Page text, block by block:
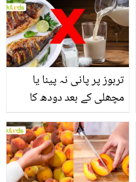
انگیز طبی فوائد
تربوز پر پانی نہ پینا یا
مچھلی کے بعد دودھ کا
سے متعلق غلط فہمیوں کی
حقیقت کیا ہے اور افواہ
کیا؟